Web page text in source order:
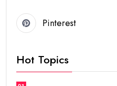
Pinterest
Hot Topics